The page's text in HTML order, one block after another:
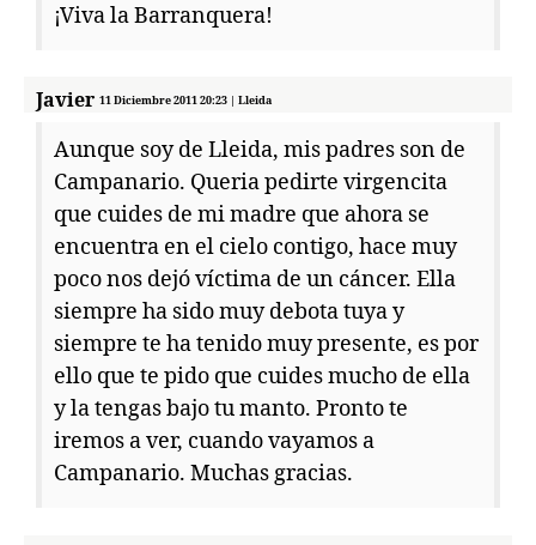
¡Viva la Barranquera!
Javier 11 Diciembre 2011 20:23 | Lleida
Aunque soy de Lleida, mis padres son de
Campanario. Queria pedirte virgencita
que cuides de mi madre que ahora se
encuentra en el cielo contigo, hace muy
poco nos dejó víctima de un cáncer. Ella
siempre ha sido muy debota tuya y
siempre te ha tenido muy presente, es por
ello que te pido que cuides mucho de ella
y la tengas bajo tu manto. Pronto te
iremos a ver, cuando vayamos a
Campanario. Muchas gracias.